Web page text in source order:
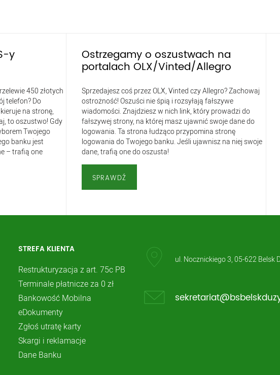
y
450 złotych
telefon? Do
na stronę,
to oszustwo! Gdy
Twojego
banku jest
– trafią one
Ostrzegamy o oszustwach na
portalach OLX/Vinted/Allegro
Sprzedajesz coś przez OLX, Vinted czy Allegro? Zachowaj
ostrożność! Oszuści nie śpią i rozsyłają fałszywe
wiadomości. Znajdziesz w nich link, który prowadzi do
fałszywej strony, na której masz ujawnić swoje dane do
logowania. Ta strona łudząco przypomina stronę
logowania do Twojego banku. Jeśli ujawnisz na niej swoje
dane, trafią one do oszusta!
SPRAWDŹ
STREFA KLIENTA
Restrukturyzacja z art. 75c PB
Terminale płatnicze za 0 zł
Bankowość Mobilna
eDokumenty
Zgłoś utratę karty
Skargi i reklamacje
Dane Banku
ul. Nocznickiego 3, 05-622 Belsk